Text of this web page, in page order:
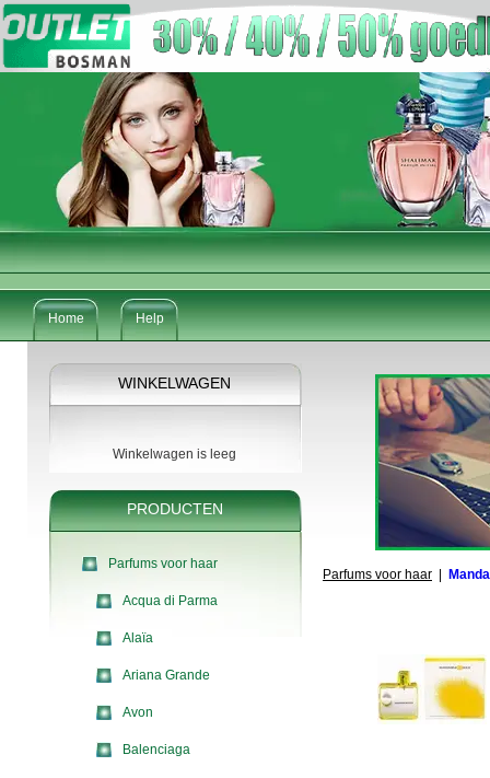
Home Help
WINKELWAGEN
Winkelwagen is leeg
PRODUCTEN
Parfums voor haar
Acqua di Parma
Alaïa
Ariana Grande
Avon
Balenciaga
Parfums voor haar